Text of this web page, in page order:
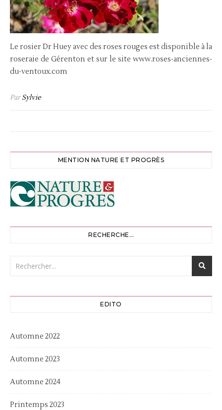
Le rosier Dr Huey avec des roses rouges est disponible à la
roseraie de Gérenton et sur le site www.roses-anciennes-
du-ventoux.com
ParSylvie
MENTION NATURE ET PROGRÈS
RECHERCHE…
EDITO
Automne 2022
Automne 2023
Automne 2024
Printemps 2023